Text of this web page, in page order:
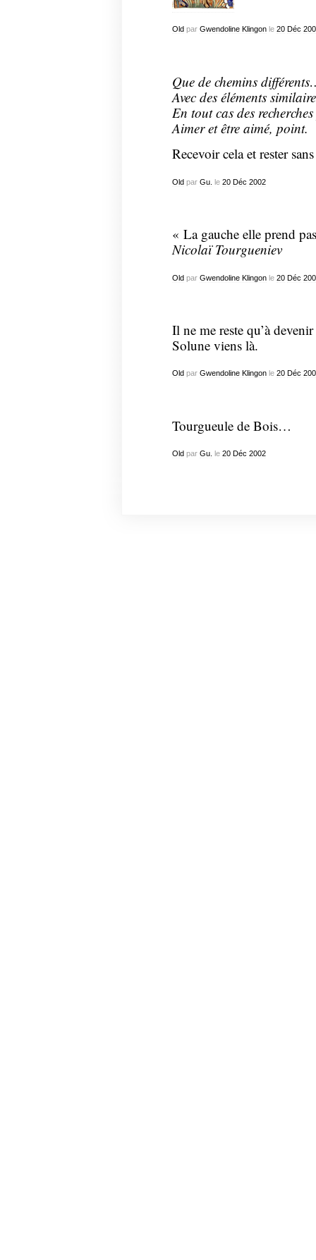
Old par Gwendoline Klingonle 20 Déc
Que de chemins
Avec des éléments
En tout cas des
Aimer et être aimé, point.
Recevoir cela et rester
Oldpar Gu. le 20 Déc 2002
« La gauche elle prend
Nicolaï Tourgueniev
Oldpar Gwendoline Klingonle 20 Déc
Il ne me reste qu’à
Solune viens là.
Old par Gwendoline Klingonle 20 Déc
Tourgueule de Bois…
Old par Gu. le 20 Déc 2002